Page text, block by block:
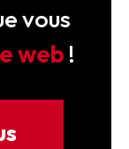
vous
web !